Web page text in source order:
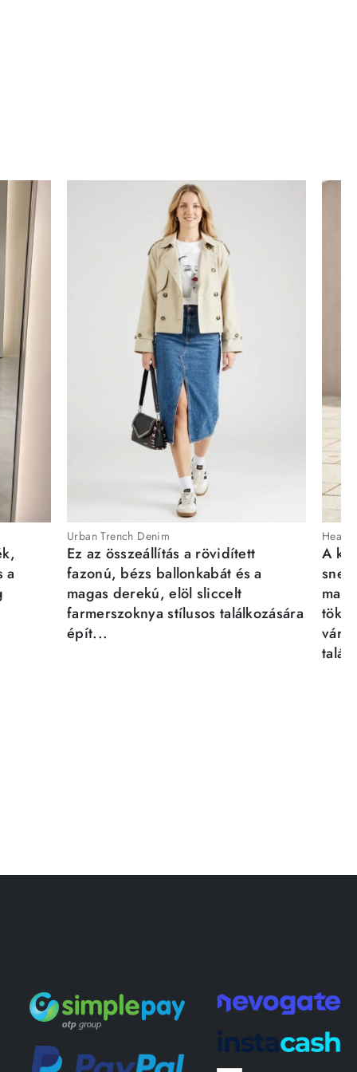
a
Urban Trench Denim
Ez az összeállítás a rövidített
fazonú, bézs ballonkabát és a
magas derekú, elöl sliccelt
farmerszoknya stílusos találkozására
épít...
A